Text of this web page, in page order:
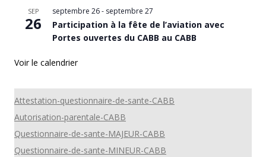
SEP
26
septembre 26- septembre 27
Participation à la fête de l’aviation avec
Portes ouvertes du CABB au CABB
Voir le calendrier
Attestation-questionnaire-de-sante-CABB
Autorisation-parentale-CABB
Questionnaire-de-sante-MAJEUR-CABB
Questionnaire-de-sante-MINEUR-CABB